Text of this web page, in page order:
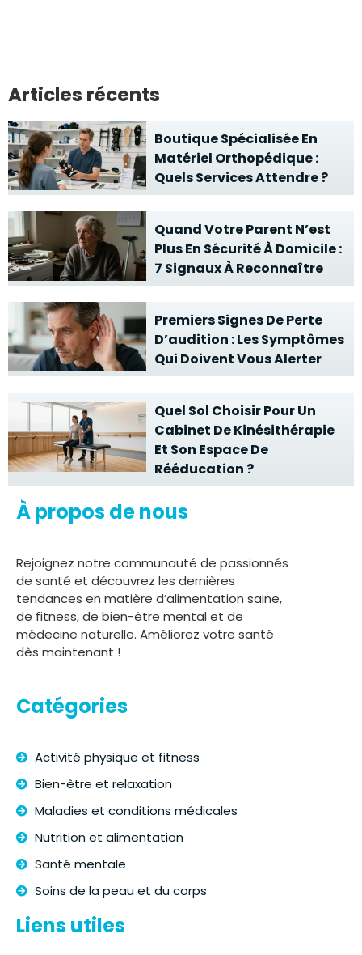
Articles récents
Boutique Spécialisée En
Matériel Orthopédique :
Quels Services Attendre ?
Quand Votre Parent N’est
Plus En Sécurité À Domicile :
7 Signaux À Reconnaître
Premiers Signes De Perte
D’audition : Les Symptômes
Qui Doivent Vous Alerter
Quel Sol Choisir Pour Un
Cabinet De Kinésithérapie
Et Son Espace De
Rééducation ?
À propos de nous
Rejoignez notre communauté de passionnés
de santé et découvrez les dernières
tendances en matière d’alimentation saine,
de fitness, de bien-être mental et de
médecine naturelle. Améliorez votre santé
dès maintenant !
Catégories
Activité physique et fitness
Bien-être et relaxation
Maladies et conditions médicales
Nutrition et alimentation
Santé mentale
Soins de la peau et du corps
Liens utiles